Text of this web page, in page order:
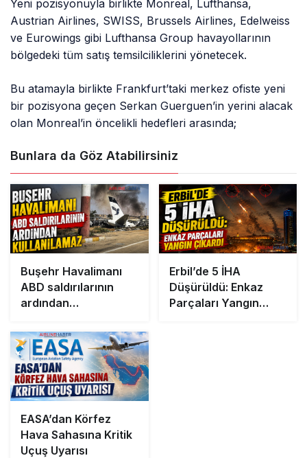
Yeni pozisyonuyla birlikte Monreal, Lufthansa,
Austrian Airlines, SWISS, Brussels Airlines, Edelweiss
ve Eurowings gibi Lufthansa Group havayollarının
bölgedeki tüm satış temsilciliklerini yönetecek.
Bu atamayla birlikte Frankfurt’taki merkez ofiste yeni
bir pozisyona geçen Serkan Guerguen’in yerini alacak
olan Monreal’in öncelikli hedefleri arasında;
Bunlara da Göz Atabilirsiniz
Buşehr Havalimanı
ABD saldırılarının
ardından
Erbil’de 5 İHA
Düşürüldü: Enkaz
Parçaları Yangın
EASA’dan Körfez
Hava Sahasına Kritik
Uçuş Uyarısı